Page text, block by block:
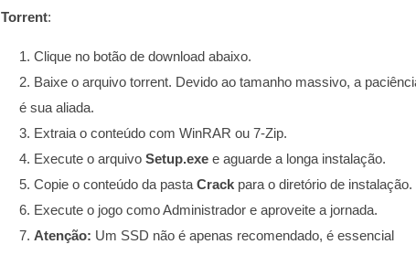
Torrent:
Clique no botão de download abaixo.
Baixe o arquivo torrent. Devido ao tamanho massivo, a
é sua aliada.
Extraia o conteúdo com WinRAR ou 7-Zip.
Execute o arquivo Setup.exe e aguarde a longa instalação.
Copie o conteúdo da pasta Crack para o diretório de instalação.
Execute o jogo como Administrador e aproveite a jornada.
Atenção: Um SSD não é apenas recomendado, é essencial